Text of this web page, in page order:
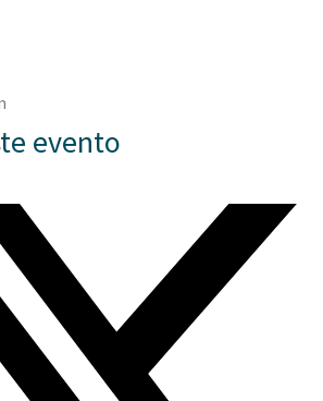
evento